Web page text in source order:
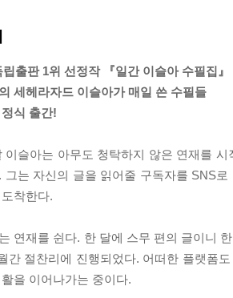
립출판 1위 선정작 『일간 이슬아 수필집』
세헤라자드 이슬아가 매일 쓴 수필들
식 출간!
이슬아는 아무도 청탁하지 않은 연재를
그는 자신의 글을 읽어줄 구독자를 SNS
착한다.
연재를 쉰다. 한 달에 스무 편의 글이니
간 절찬리에 진행되었다. 어떠한 플랫폼
을 이어나가는 중이다.